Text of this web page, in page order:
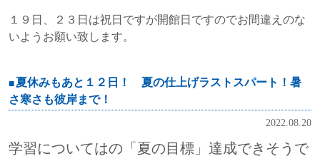
１９日、２３日は祝日ですが開館日ですのでお間違えのな
いようお願い致します。
夏休みもあと１２日！ 夏の仕上げラストスパート！暑
さ寒さも彼岸まで！
2022.08.20
学習についてはの「夏の目標」達成できそうで